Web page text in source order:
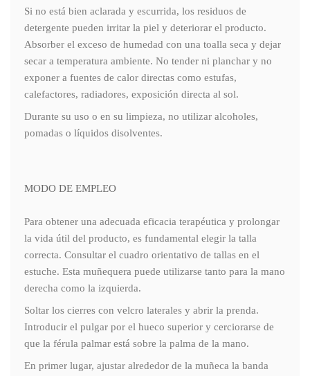
Si no está bien aclarada y escurrida, los residuos de
detergente pueden irritar la piel y deteriorar el producto.
Absorber el exceso de humedad con una toalla seca y dejar
secar a temperatura ambiente. No tender ni planchar y no
exponer a fuentes de calor directas como estufas,
calefactores, radiadores, exposición directa al sol.
Durante su uso o en su limpieza, no utilizar alcoholes,
pomadas o líquidos disolventes.
MODO DE EMPLEO
Para obtener una adecuada eficacia terapéutica y prolongar
la vida útil del producto, es fundamental elegir la talla
correcta. Consultar el cuadro orientativo de tallas en el
estuche. Esta muñequera puede utilizarse tanto para la mano
derecha como la izquierda.
Soltar los cierres con velcro laterales y abrir la prenda.
Introducir el pulgar por el hueco superior y cerciorarse de
que la férula palmar está sobre la palma de la mano.
En primer lugar, ajustar alrededor de la muñeca la banda